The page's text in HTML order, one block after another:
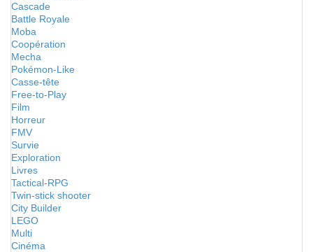
Cascade
Battle Royale
Moba
Coopération
Mecha
Pokémon-Like
Casse-tête
Free-to-Play
Film
Horreur
FMV
Survie
Exploration
Livres
Tactical-RPG
Twin-stick shooter
City Builder
LEGO
Multi
Cinéma